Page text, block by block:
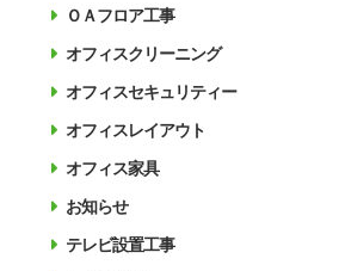
ＯＡフロア工事
オフィスクリーニング
オフィスセキュリティー
オフィスレイアウト
オフィス家具
お知らせ
テレビ設置工事